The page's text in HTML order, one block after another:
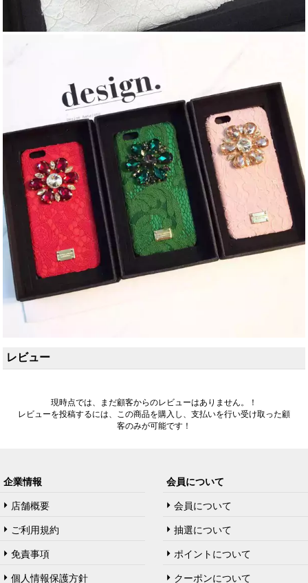
レビュー
現時点では、まだ顧客からのレビューはありません。！
レビューを投稿するには、この商品を購入し、支払いを行い受け取った顧
客のみが可能です！
企業情報
店舗概要
ご利用規約
免責事項
個人情報保護方針
会員について
会員について
抽選について
ポイントについて
クーポンについて